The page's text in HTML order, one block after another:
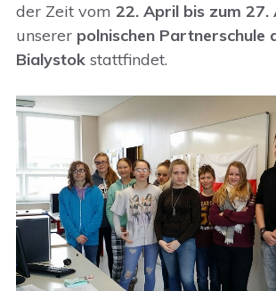
der Zeit vom 22. April bis zum 27.
unserer polnischen Partnerschule
Bialystok stattfindet.